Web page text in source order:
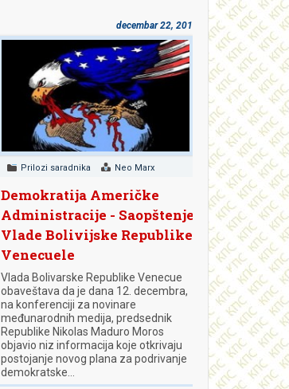
decembar 22, 2018
Prilozi saradnika Neo Marx
Demokratija Američke
Administracije - Saopštenje
Vlade Bolivijske Republike
Venecuele
Vlada Bolivarske Republike Venecue
obaveštava da je dana 12. decembra,
na konferenciji za novinare
međunarodnih medija, predsednik
Republike Nikolas Maduro Moros
objavio niz informacija koje otkrivaju
postojanje novog plana za podrivanje
demokratske…